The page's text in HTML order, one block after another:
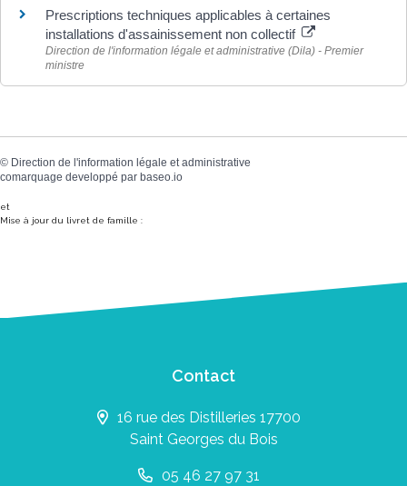
Prescriptions techniques applicables à certaines
installations d'assainissement non collectif
Direction de l'information légale et administrative (Dila) - Premier
ministre
© Direction de l'information légale et administrative
comarquage developpé par baseo.io
et
Mise à jour du livret de famille :
Contact
16 rue des Distilleries 17700
Saint Georges du Bois
05 46 27 97 31